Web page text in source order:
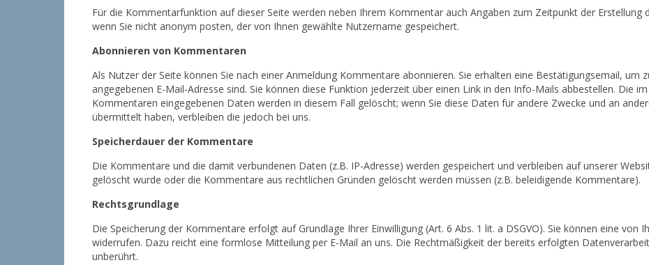
Für die Kommentarfunktion auf dieser Seite werden neben Ihrem Kommentar auch Angaben zum Zeitpunkt der Erstellung
wenn Sie nicht anonym posten, der von Ihnen gewählte Nutzername gespeichert.
Abonnieren von Kommentaren
Als Nutzer der Seite können Sie nach einer Anmeldung Kommentare abonnieren. Sie erhalten eine Bestätigungsemail, um
angegebenen E-Mail-Adresse sind. Sie können diese Funktion jederzeit über einen Link in den Info-Mails abbestellen. Die
Kommentaren eingegebenen Daten werden in diesem Fall gelöscht; wenn Sie diese Daten für andere Zwecke und an
übermittelt haben, verbleiben die jedoch bei uns.
Speicherdauer der Kommentare
Die Kommentare und die damit verbundenen Daten (z.B. IP-Adresse) werden gespeichert und verbleiben auf unserer
gelöscht wurde oder die Kommentare aus rechtlichen Gründen gelöscht werden müssen (z.B. beleidigende Kommentare).
Rechtsgrundlage
Die Speicherung der Kommentare erfolgt auf Grundlage Ihrer Einwilligung (Art. 6 Abs. 1 lit. a DSGVO). Sie können eine von
widerrufen. Dazu reicht eine formlose Mitteilung per E-Mail an uns. Die Rechtmäßigkeit der bereits erfolgten
unberührt.